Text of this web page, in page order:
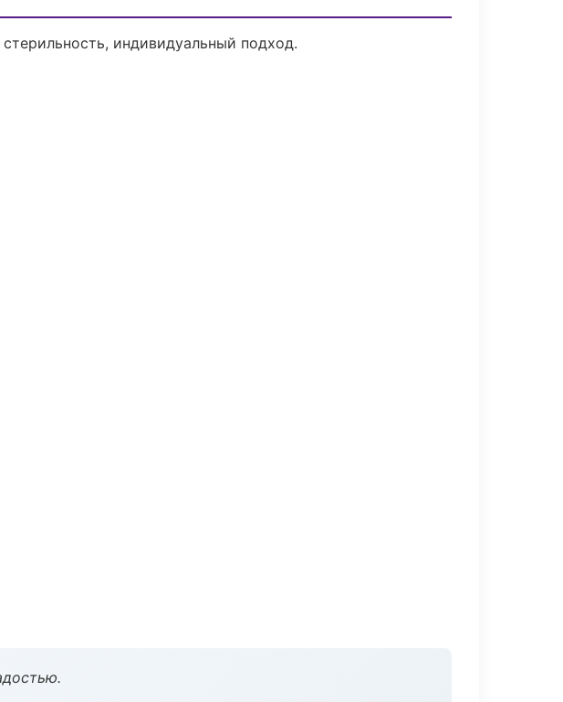
индивидуальный подход.